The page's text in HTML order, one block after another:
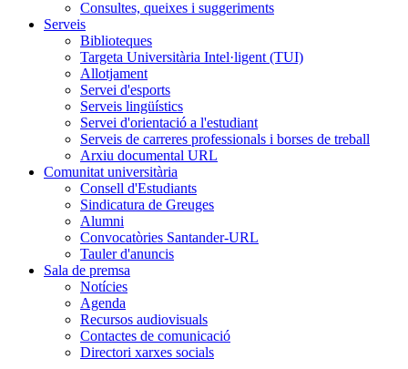
Consultes, queixes i suggeriments
Serveis
Biblioteques
Targeta Universitària Intel·ligent (TUI)
Allotjament
Servei d'esports
Serveis lingüístics
Servei d'orientació a l'estudiant
Serveis de carreres professionals i borses de treball
Arxiu documental URL
Comunitat universitària
Consell d'Estudiants
Sindicatura de Greuges
Alumni
Convocatòries Santander-URL
Tauler d'anuncis
Sala de premsa
Notícies
Agenda
Recursos audiovisuals
Contactes de comunicació
Directori xarxes socials